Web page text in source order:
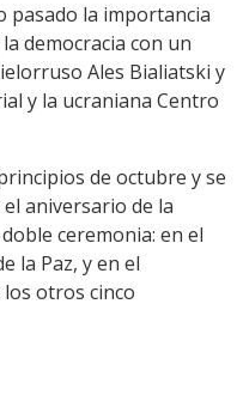
pasado la importancia
democracia con un
Ales Bialiatski y
y la ucraniana Centro
de octubre y se
aniversario de la
ceremonia: en el
la Paz, y en el
otros cinco